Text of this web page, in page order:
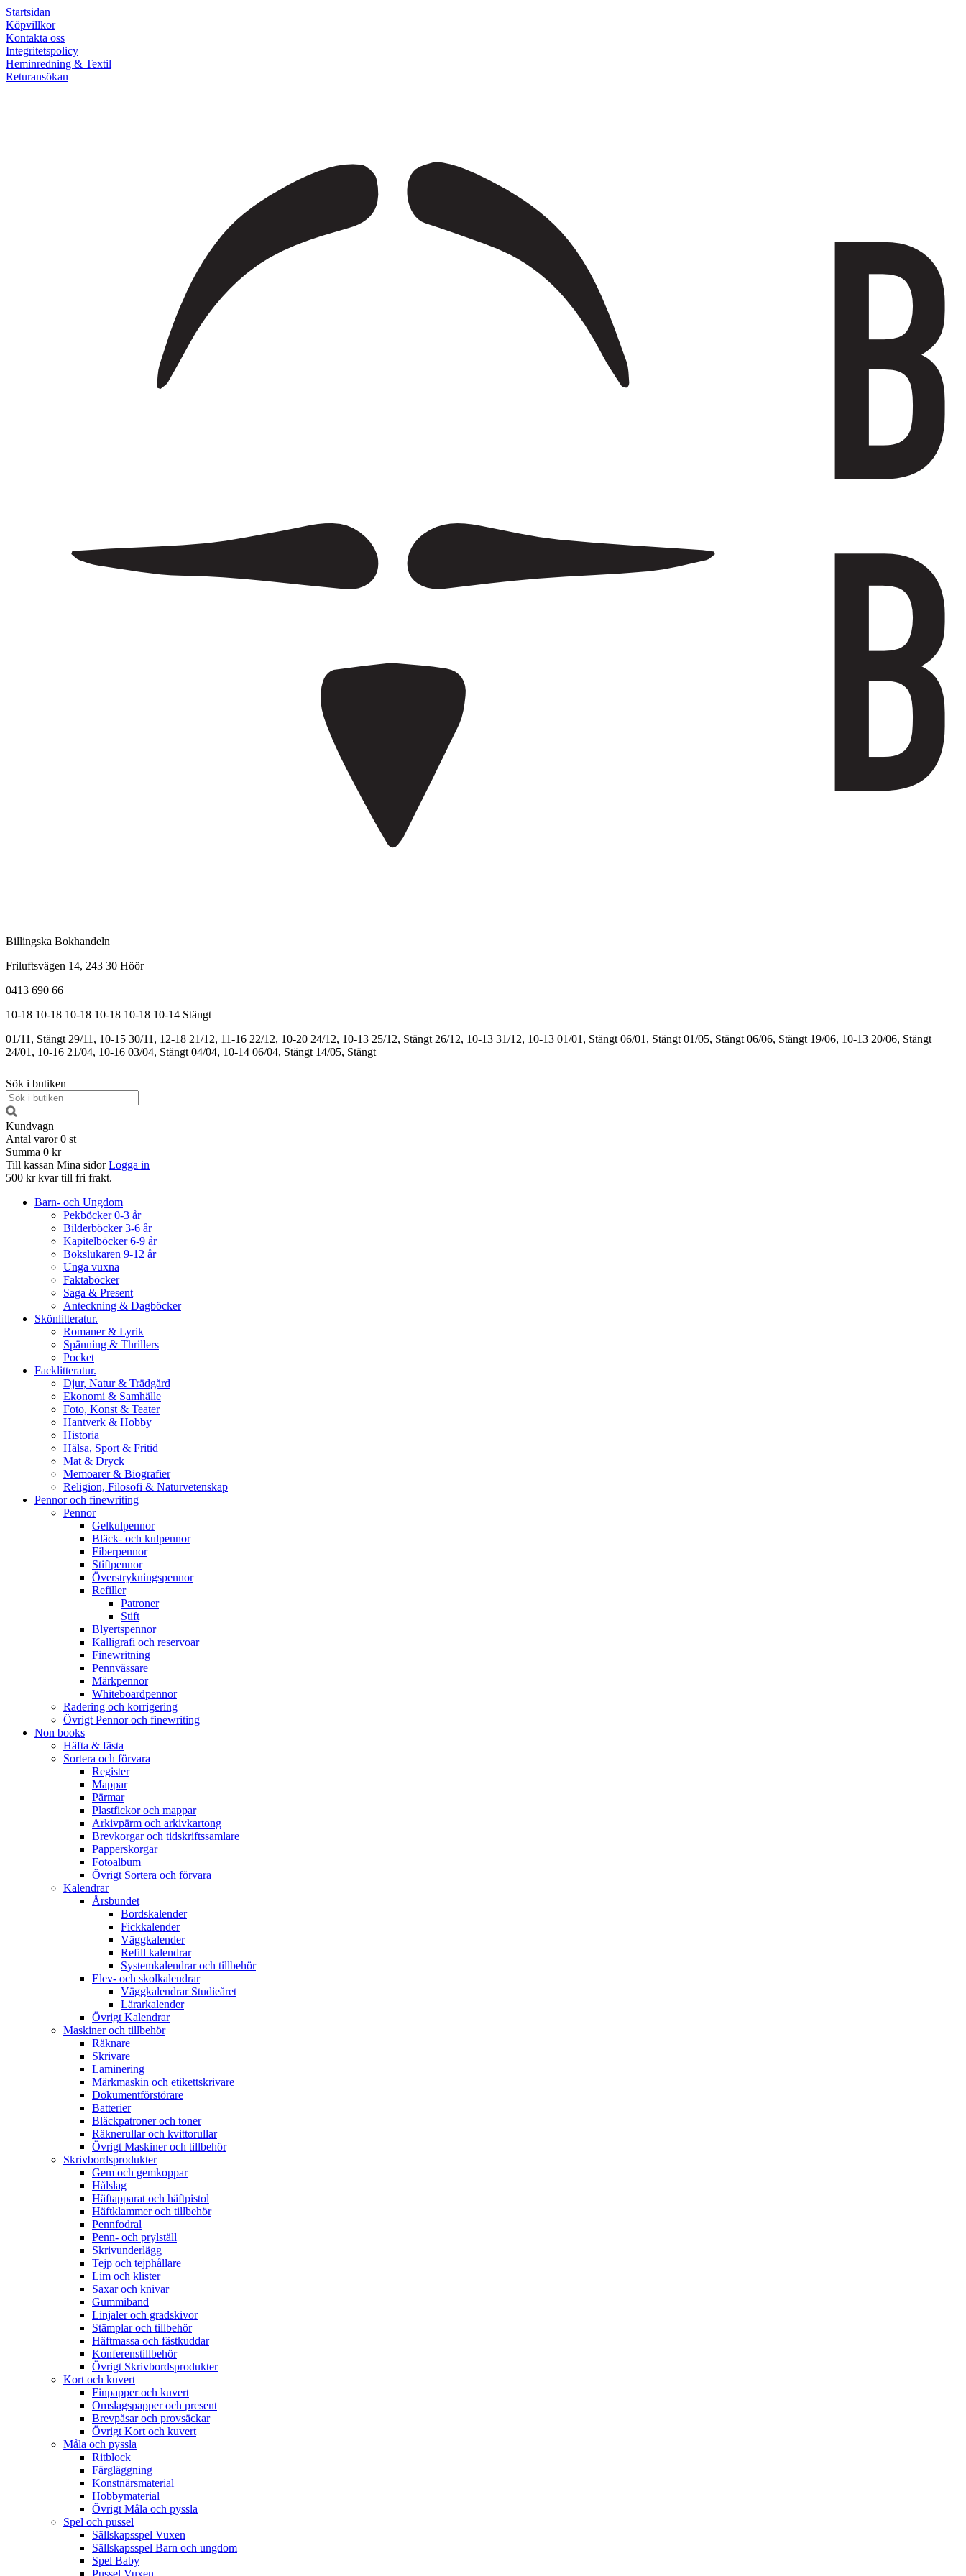
Startsidan
Köpvillkor
Kontakta oss
Integritetspolicy
Heminredning & Textil
Returansökan
Billingska Bokhandeln
Friluftsvägen 14, 243 30 Höör
0413 690 66
10-18 10-18 10-18 10-18 10-18 10-14 Stängt
01/11, Stängt 29/11, 10-15 30/11, 12-18 21/12, 11-16 22/12, 10-20 24/12, 10-13 25/12, Stängt 26/12, 10-13 31/12, 10-13 01/01, Stängt 06/01, Stängt 01/05, Stängt 06/06, Stängt 19/06, 10-13 20/06, Stängt
24/01, 10-16 21/04, 10-16 03/04, Stängt 04/04, 10-14 06/04, Stängt 14/05, Stängt
Sök i butiken
Kundvagn
Antal varor 0 st
Summa 0 kr
Till kassan Mina sidor Logga in
500 kr kvar till fri frakt.
Barn- och Ungdom
Pekböcker 0-3 år
Bilderböcker 3-6 år
Kapitelböcker 6-9 år
Bokslukaren 9-12 år
Unga vuxna
Faktaböcker
Saga & Present
Anteckning & Dagböcker
Skönlitteratur.
Romaner & Lyrik
Spänning & Thrillers
Pocket
Facklitteratur.
Djur, Natur & Trädgård
Ekonomi & Samhälle
Foto, Konst & Teater
Hantverk & Hobby
Historia
Hälsa, Sport & Fritid
Mat & Dryck
Memoarer & Biografier
Religion, Filosofi & Naturvetenskap
Pennor och finewriting
Pennor
Gelkulpennor
Bläck- och kulpennor
Fiberpennor
Stiftpennor
Överstrykningspennor
Refiller
Patroner
Stift
Blyertspennor
Kalligrafi och reservoar
Finewritning
Pennvässare
Märkpennor
Whiteboardpennor
Radering och korrigering
Övrigt Pennor och finewriting
Non books
Häfta & fästa
Sortera och förvara
Register
Mappar
Pärmar
Plastfickor och mappar
Arkivpärm och arkivkartong
Brevkorgar och tidskriftssamlare
Papperskorgar
Fotoalbum
Övrigt Sortera och förvara
Kalendrar
Årsbundet
Bordskalender
Fickkalender
Väggkalender
Refill kalendrar
Systemkalendrar och tillbehör
Elev- och skolkalendrar
Väggkalendrar Studieåret
Lärarkalender
Övrigt Kalendrar
Maskiner och tillbehör
Räknare
Skrivare
Laminering
Märkmaskin och etikettskrivare
Dokumentförstörare
Batterier
Bläckpatroner och toner
Räknerullar och kvittorullar
Övrigt Maskiner och tillbehör
Skrivbordsprodukter
Gem och gemkoppar
Hålslag
Häftapparat och häftpistol
Häftklammer och tillbehör
Pennfodral
Penn- och prylställ
Skrivunderlägg
Tejp och tejphållare
Lim och klister
Saxar och knivar
Gummiband
Linjaler och gradskivor
Stämplar och tillbehör
Häftmassa och fästkuddar
Konferenstillbehör
Övrigt Skrivbordsprodukter
Kort och kuvert
Finpapper och kuvert
Omslagspapper och present
Brevpåsar och provsäckar
Övrigt Kort och kuvert
Måla och pyssla
Ritblock
Färgläggning
Konstnärsmaterial
Hobbymaterial
Övrigt Måla och pyssla
Spel och pussel
Sällskapsspel Vuxen
Sällskapsspel Barn och ungdom
Spel Baby
Pussel Vuxen